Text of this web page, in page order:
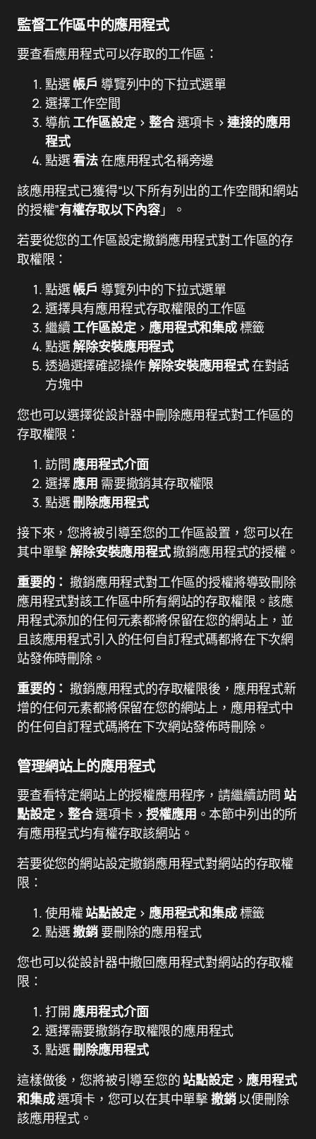
監督工作區中的應用程式
要查看應用程式可以存取的工作區：
點選帳戶 導覽列中的下拉式選單
選擇工作空間
導航工作區設定>整合選項卡 >連接的應用
程式
點選看法在應用程式名稱旁邊
該應用程式已獲得“以下所有列出的工作空間和網站
的授權”有權存取以下內容」。
若要從您的工作區設定撤銷應用程式對工作區的存
取權限：
點選帳戶 導覽列中的下拉式選單
選擇具有應用程式存取權限的工作區
繼續 工作區設定>應用程式和集成標籤
點選解除安裝應用程式
透過選擇確認操作解除安裝應用程式在對話
方塊中
您也可以選擇從設計器中刪除應用程式對工作區的
存取權限：
訪問應用程式介面
選擇應用 需要撤銷其存取權限
點選刪除應用程式
接下來，您將被引導至您的工作區設置，您可以在
其中單擊解除安裝應用程式撤銷應用程式的授權。
重要的：撤銷應用程式對工作區的授權將導致刪除
應用程式對該工作區中所有網站的存取權限。該應
用程式添加的任何元素都將保留在您的網站上，並
且該應用程式引入的任何自訂程式碼都將在下次網
站發佈時刪除。
重要的：撤銷應用程式的存取權限後，應用程式新
增的任何元素都將保留在您的網站上，應用程式中
的任何自訂程式碼將在下次網站發佈時刪除。
管理網站上的應用程式
要查看特定網站上的授權應用程序，請繼續訪問 站
點設定> 整合選項卡 >授權應用 。本節中列出的所
有應用程式均有權存取該網站。
若要從您的網站設定撤銷應用程式對網站的存取權
限：
使用權站點設定>應用程式和集成標籤
點選撤銷 要刪除的應用程式
您也可以從設計器中撤回應用程式對網站的存取權
限：
打開應用程式介面
選擇需要撤銷存取權限的應用程式
點選刪除應用程式
這樣做後，您將被引導至您的 站點設定>應用程式
和集成選項卡，您可以在其中單擊撤銷以便刪除
該應用程式。